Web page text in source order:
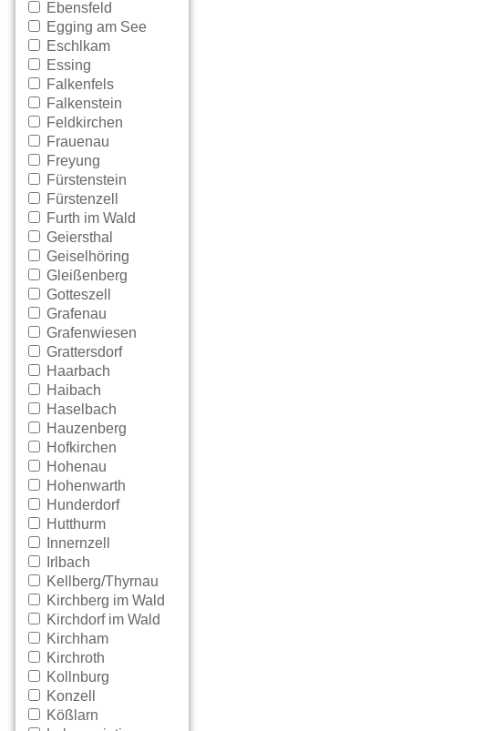
Ebensfeld
Egging am See
Eschlkam
Essing
Falkenfels
Falkenstein
Feldkirchen
Frauenau
Freyung
Fürstenstein
Fürstenzell
Furth im Wald
Geiersthal
Geiselhöring
Gleißenberg
Gotteszell
Grafenau
Grafenwiesen
Grattersdorf
Haarbach
Haibach
Haselbach
Hauzenberg
Hofkirchen
Hohenau
Hohenwarth
Hunderdorf
Hutthurm
Innernzell
Irlbach
Kellberg/Thyrnau
Kirchberg im Wald
Kirchdorf im Wald
Kirchham
Kirchroth
Kollnburg
Konzell
Kößlarn